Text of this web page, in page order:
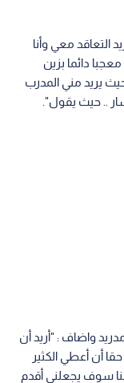
التعاقد معي وأنا
دائما بزين
يريد مني المدرب
.. حيث يقول".
واضاف : "أريد أن
أن أعطي الكثير
سوف يجعلني أقدم